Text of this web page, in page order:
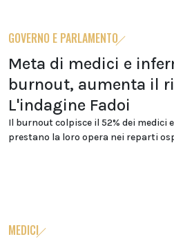
GOVERNO E PARLAMENTO
Meta di medici e
burnout, aumenta il
L'indagine Fadoi
Il burnout colpisce il 52% dei medici
prestano la loro opera nei reparti
MEDICI